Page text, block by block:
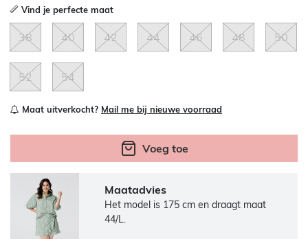
Vind je perfecte maat
38 40 42 44 46 48 50
52 54
Maat uitverkocht? Mail me bij nieuwe voorraad
Voeg toe
Maatadvies
Het model is 175 cm en draagt maat
44/L.